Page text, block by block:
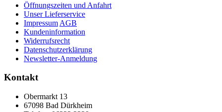
Öffnungszeiten und Anfahrt
Unser Lieferservice
Impressum AGB
Kundeninformation
Widerrufsrecht
Datenschutzerklärung
Newsletter-Anmeldung
Kontakt
Obermarkt 13
67098 Bad Dürkheim